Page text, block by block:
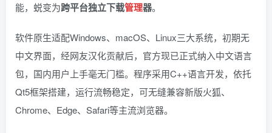
能，蜕变为跨平台独立下载管理器。
软件原生适配Windows、macOS、Linux三大系统，初期无
中文界面，经网友汉化贡献后，官方现已正式纳入中文语言
包，国内用户上手毫无门槛。程序采用C++语言开发，依托
Qt5框架搭建，运行流畅稳定，可无缝兼容新版火狐、
Chrome、Edge、Safari等主流浏览器。